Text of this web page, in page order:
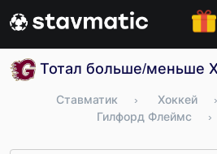
Тотал больше/меньше
Ставматик › Хоккей ›
Гилфорд Флеймс
›